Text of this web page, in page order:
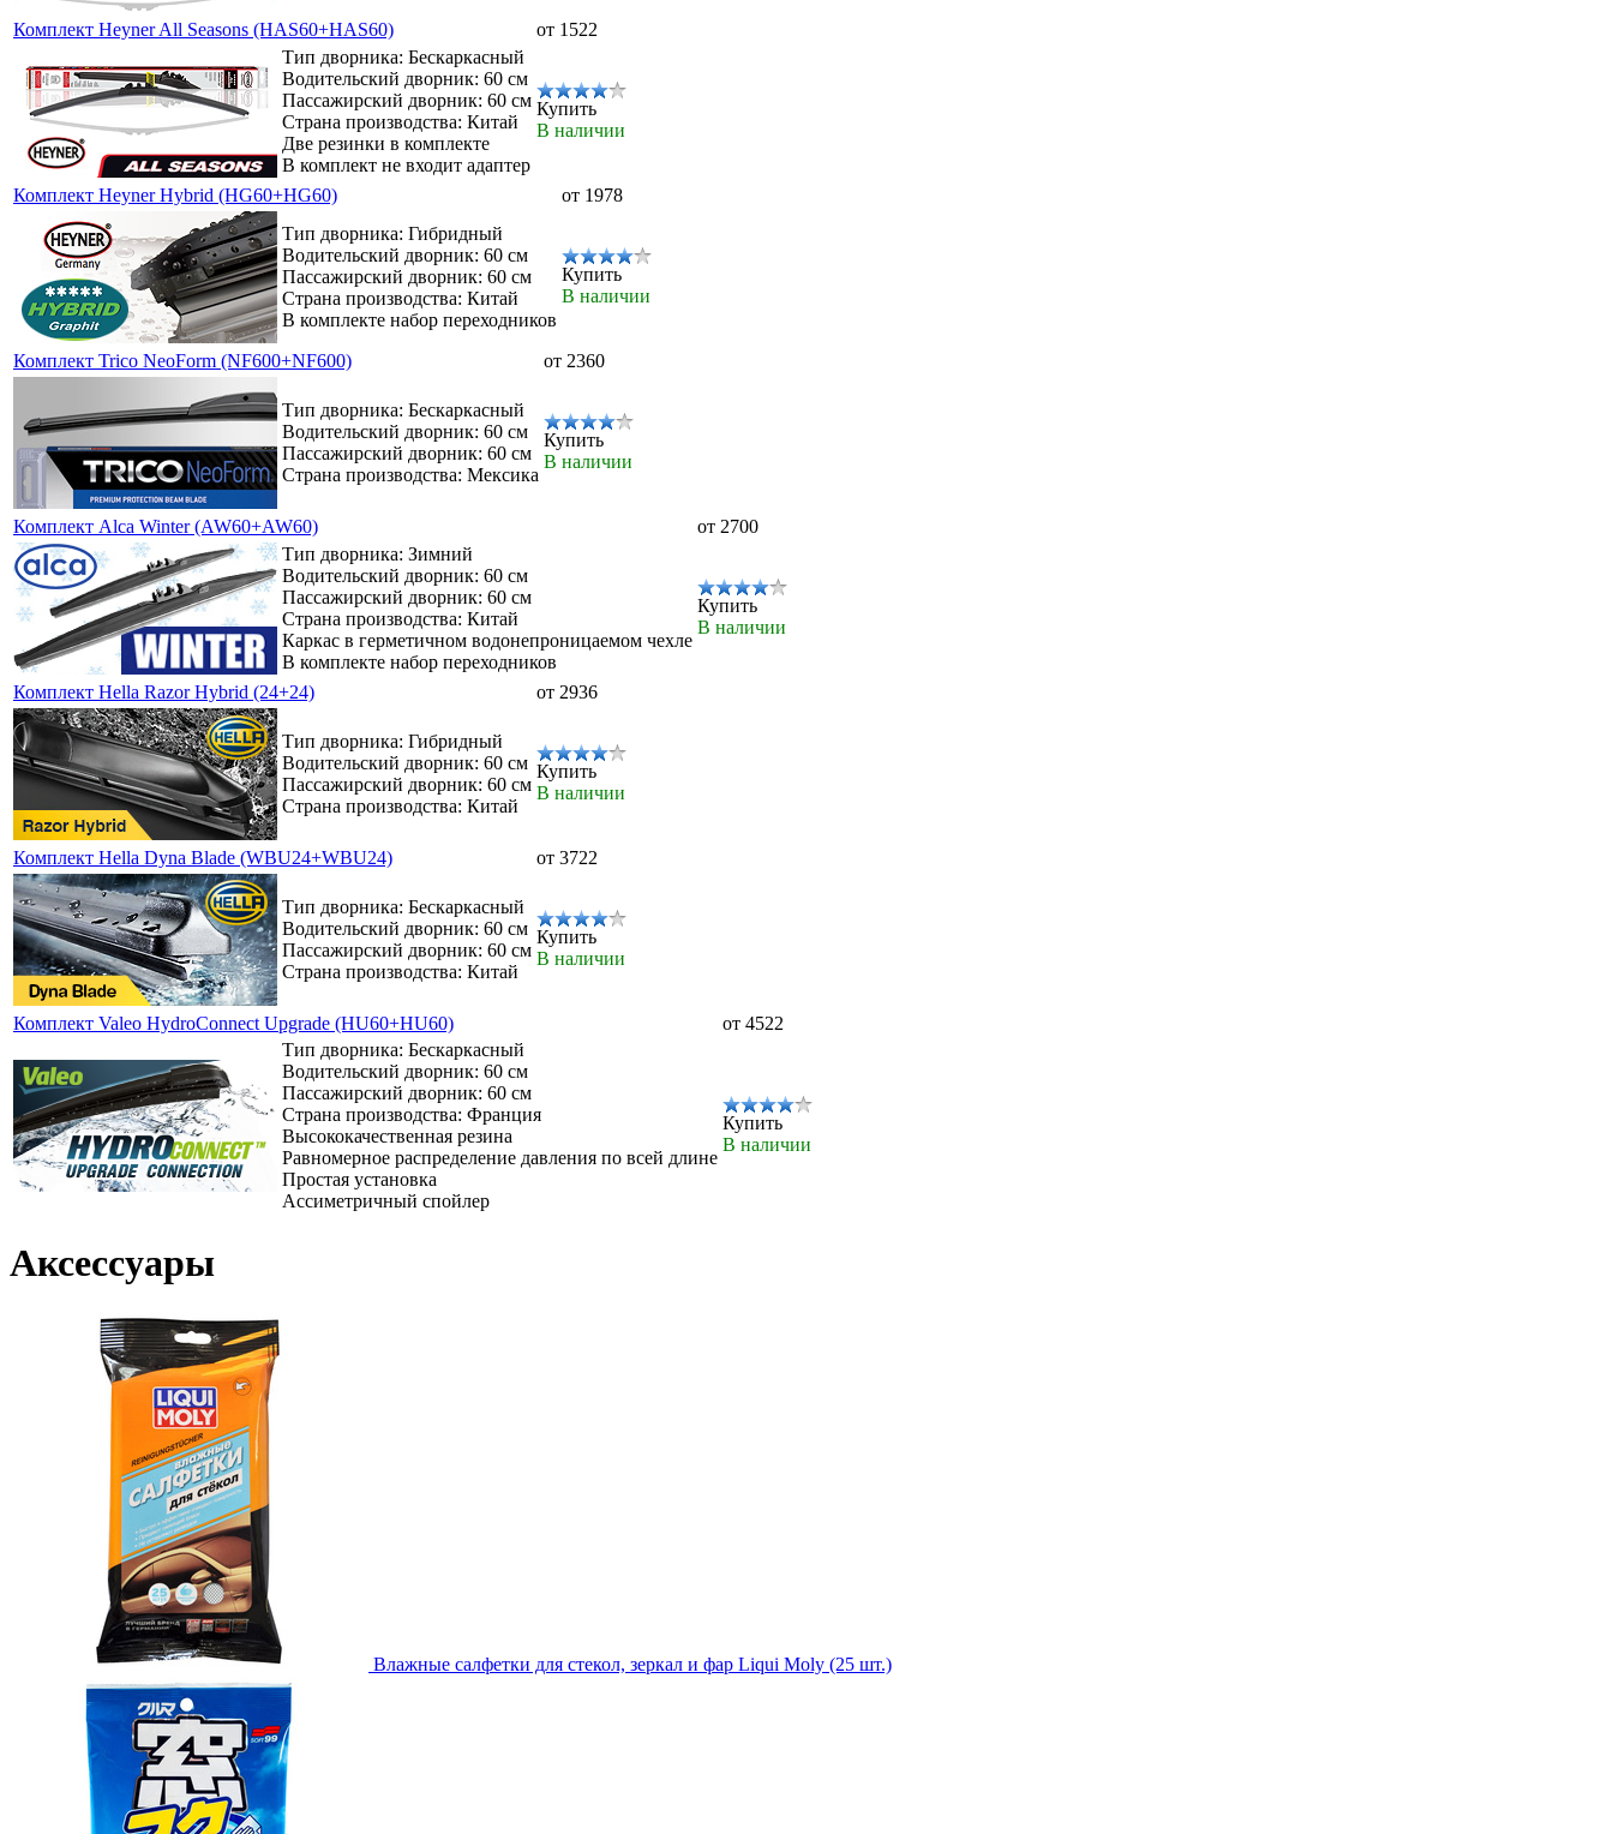
Комплект Heyner All Seasons (HAS60+HAS60)
от 1522
Тип дворника: Бескаркасный
Водительский дворник: 60 см
Пассажирский дворник: 60 см
Страна производства: Китай
Две резинки в комплекте
В комплект не входит адаптер
Купить
В наличии
Комплект Heyner Hybrid (HG60+HG60)
от 1978
Тип дворника: Гибридный
Водительский дворник: 60 см
Пассажирский дворник: 60 см
Страна производства: Китай
В комплекте набор переходников
Купить
В наличии
Комплект Trico NeoForm (NF600+NF600) от 2360
Тип дворника: Бескаркасный
Водительский дворник: 60 см
Пассажирский дворник: 60 см
Страна производства: Мексика
Купить
В наличии
Комплект Alca Winter (AW60+AW60)
от 2700
Тип дворника: Зимний
Водительский дворник: 60 см
Пассажирский дворник: 60 см
Страна производства: Китай
Каркас в герметичном водонепроницаемом чехле
В комплекте набор переходников
Купить
В наличии
Комплект Hella Razor Hybrid (24+24) от 2936
Тип дворника: Гибридный
Водительский дворник: 60 см
Пассажирский дворник: 60 см
Страна производства: Китай
Купить
В наличии
Комплект Hella Dyna Blade (WBU24+WBU24) от 3722
Тип дворника: Бескаркасный
Водительский дворник: 60 см
Пассажирский дворник: 60 см
Страна производства: Китай
Купить
В наличии
Комплект Valeo HydroConnect Upgrade (HU60+HU60)
от 4522
Тип дворника: Бескаркасный
Водительский дворник: 60 см
Пассажирский дворник: 60 см
Страна производства: Франция
Высококачественная резина
Равномерное распределение давления по всей длине
Простая установка
Ассиметричный спойлер
Купить
В наличии
Аксессуары
Влажные салфетки для стекол, зеркал и фар Liqui Moly (25 шт.)